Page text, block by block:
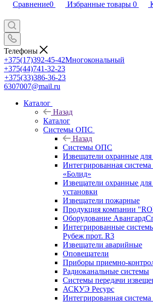
Сравнение0 Избранные товары 0
Телефоны
+375(17)392-45-42Многокональный
+375(44)741-32-23
+375(33)386-36-23
6307007@mail.ru
Каталог
Назад
Каталог
Системы ОПС
Назад
Системы ОПС
Извещатели охранные
Интегрированная
«Болид»
Извещатели охранные
установки
Извещатели пожарные
Продукция компании
Оборудование
Интегрированные
Рубеж прот. R3
Извещатели аварийные
Оповещатели
Приборы приемно-
Радиоканальные системы
Системы передачи
АСКУЭ Ресурс
Интегрированная